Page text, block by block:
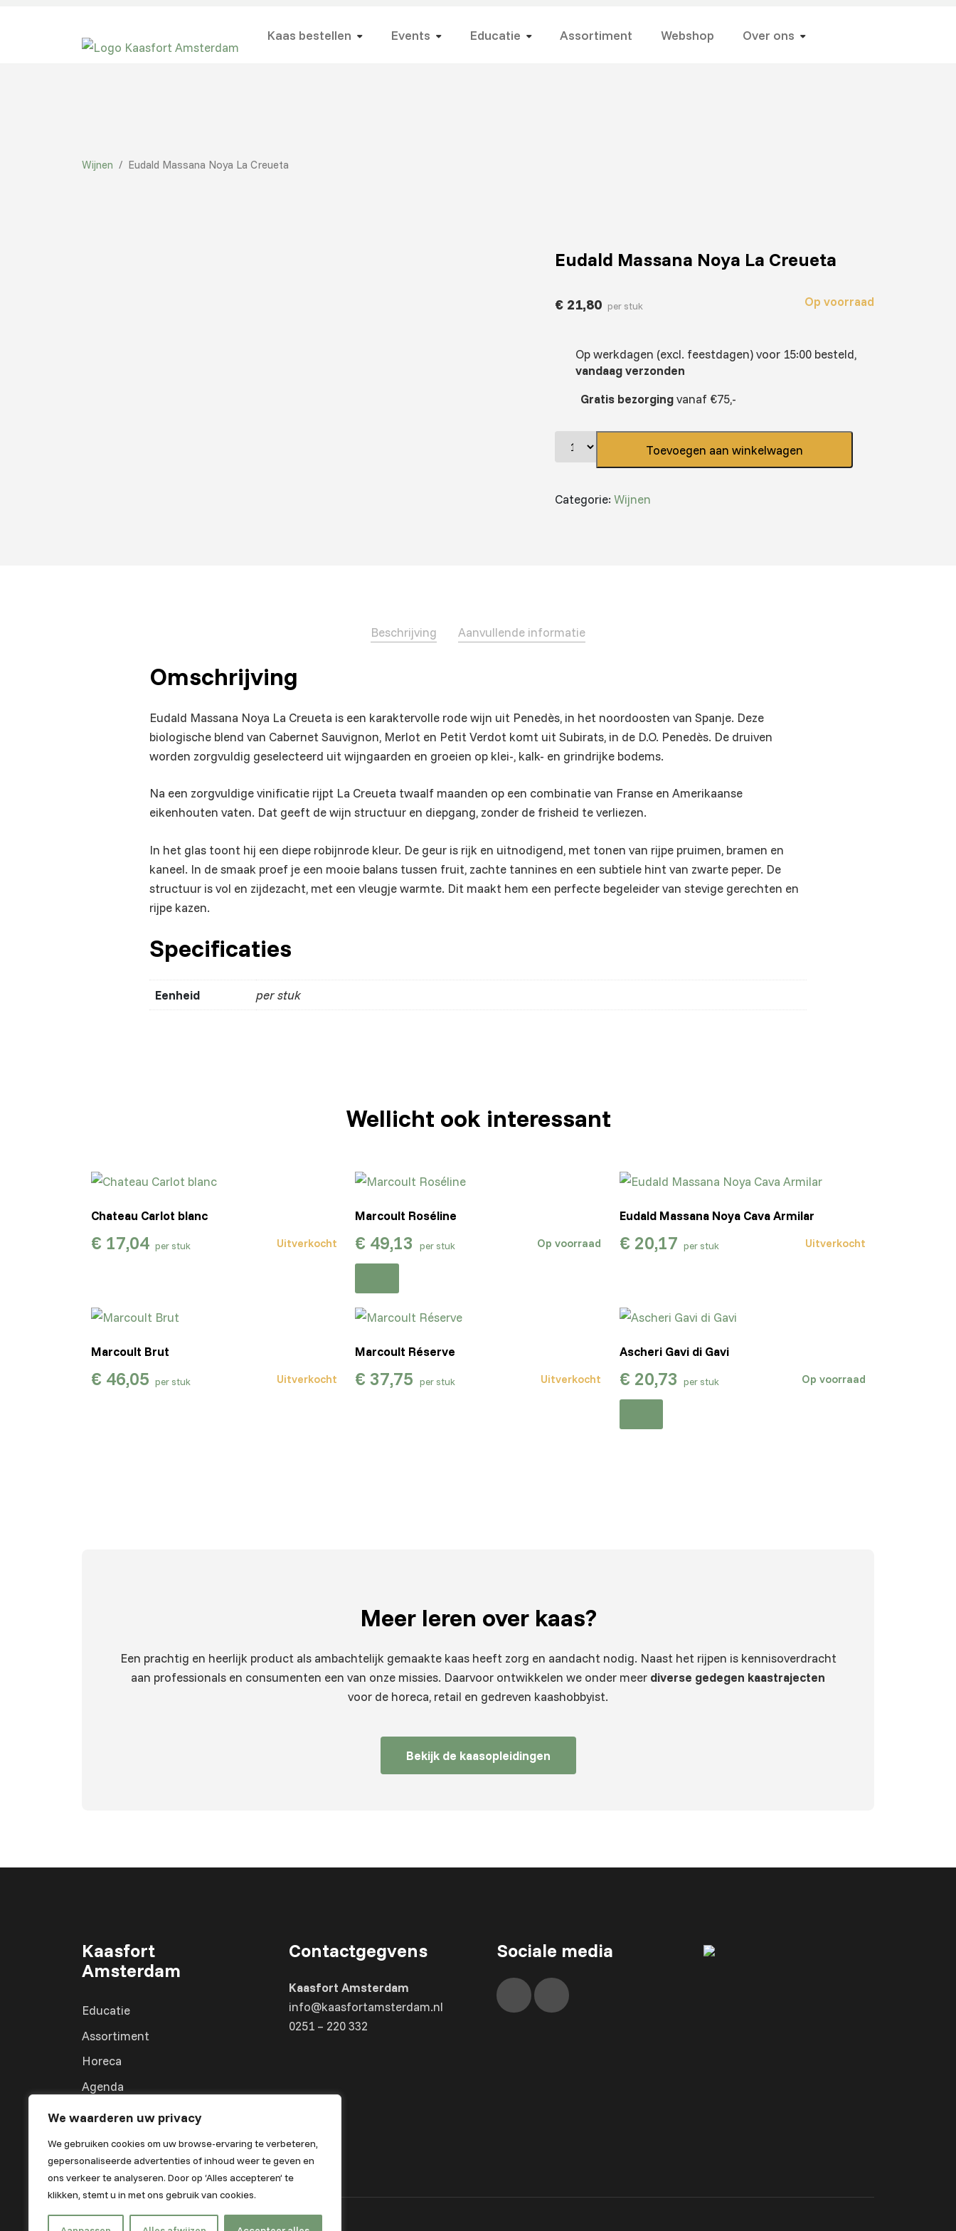
We waarderen uw privacy
We gebruiken cookies om uw browse-ervaring te verbeteren,
gepersonaliseerde advertenties of inhoud weer te geven en
ons verkeer te analyseren. Door op ‘Alles accepteren’ te
klikken, stemt u in met ons gebruik van cookies.
Kaas bestellen Events Educatie Assortiment Webshop Over ons
Wijnen /Eudald Massana Noya La Creueta
Eudald Massana Noya La Creueta
€21,80 per stuk Op voorraad
Op werkdagen (excl. feestdagen) voor 15:00 besteld,
vandaag verzonden
Gratis bezorgingvanaf €75,-
Toevoegen aan winkelwagen
Categorie: Wijnen
Beschrijving Aanvullende informatie
Omschrijving
Eudald Massana Noya La Creueta is een karaktervolle rode wijn uit Penedès, in het noordoosten van Spanje. Deze
biologische blend van Cabernet Sauvignon, Merlot en Petit Verdot komt uit Subirats, in de D.O. Penedès. De druiven
worden zorgvuldig geselecteerd uit wijngaarden en groeien op klei-, kalk- en grindrijke bodems.
Na een zorgvuldige vinificatie rijpt La Creueta twaalf maanden op een combinatie van Franse en Amerikaanse
eikenhouten vaten. Dat geeft de wijn structuur en diepgang, zonder de frisheid te verliezen.
In het glas toont hij een diepe robijnrode kleur. De geur is rijk en uitnodigend, met tonen van rijpe pruimen, bramen en
kaneel. In de smaak proef je een mooie balans tussen fruit, zachte tannines en een subtiele hint van zwarte peper. De
structuur is vol en zijdezacht, met een vleugje warmte. Dit maakt hem een perfecte begeleider van stevige gerechten en
rijpe kazen.
Specificaties
Eenheid per stuk
Wellicht ook interessant
Chateau Carlot blanc
€ 17,04 per stuk Uitverkocht
Marcoult Roséline
€ 49,13 per stuk Op voorraad
Eudald Massana Noya Cava Armilar
€ 20,17 per stuk Uitverkocht
Marcoult Brut
€ 46,05 per stuk Uitverkocht
Marcoult Réserve
€ 37,75 per stuk Uitverkocht
Ascheri Gavi di Gavi
€ 20,73 per stuk Op voorraad
Meer leren over kaas?
Een prachtig en heerlijk product als ambachtelijk gemaakte kaas heeft zorg en aandacht nodig. Naast het rijpen is kennisoverdracht
aan professionals en consumenten een van onze missies. Daarvoor ontwikkelen we onder meer diverse gedegen kaastrajecten
voor de horeca, retail en gedreven kaashobbyist.
Bekijk de kaasopleidingen
Kaasfort
Amsterdam
Educatie
Assortiment
Horeca
Agenda
Over ons
Contactgegvens
Kaasfort Amsterdam
info@kaasfortamsterdam.nl
0251 – 220 332
Sociale media